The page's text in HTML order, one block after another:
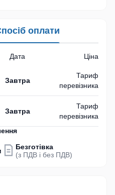
оплати
Дата Ціна
Завтра
Тариф
перевізника
Завтра
Тариф
перевізника
Безготівка
(з ПДВ і без ПДВ)